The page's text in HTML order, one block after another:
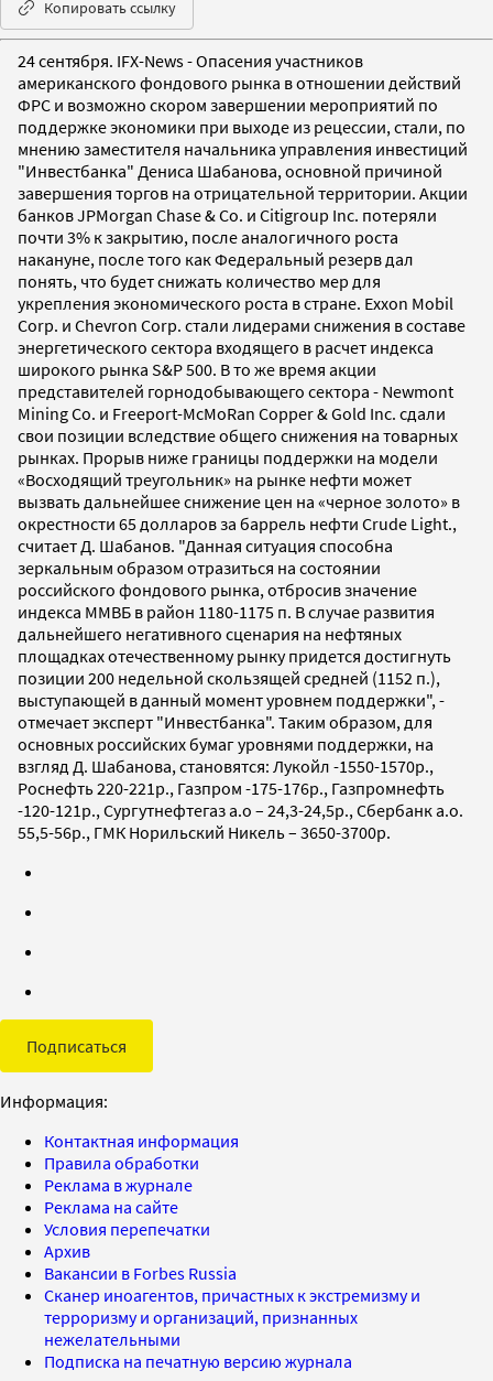
Копировать ссылку
24 сентября. IFX-News - Опасения участников
американского фондового рынка в отношении действий
ФРС и возможно скором завершении мероприятий по
поддержке экономики при выходе из рецессии, стали, по
мнению заместителя начальника управления инвестиций
"Инвестбанка" Дениса Шабанова, основной причиной
завершения торгов на отрицательной территории. Акции
банков JPMorgan Chase & Co. и Citigroup Inc. потеряли
почти 3% к закрытию, после аналогичного роста
накануне, после того как Федеральный резерв дал
понять, что будет снижать количество мер для
укрепления экономического роста в стране. Exxon Mobil
Corp. и Chevron Corp. стали лидерами снижения в составе
энергетического сектора входящего в расчет индекса
широкого рынка S&P 500. В то же время акции
представителей горнодобывающего сектора - Newmont
Mining Co. и Freeport-McMoRan Copper & Gold Inc. сдали
свои позиции вследствие общего снижения на товарных
рынках. Прорыв ниже границы поддержки на модели
«Восходящий треугольник» на рынке нефти может
вызвать дальнейшее снижение цен на «черное золото» в
окрестности 65 долларов за баррель нефти Crude Light.,
считает Д. Шабанов. "Данная ситуация способна
зеркальным образом отразиться на состоянии
российского фондового рынка, отбросив значение
индекса ММВБ в район 1180-1175 п. В случае развития
дальнейшего негативного сценария на нефтяных
площадках отечественному рынку придется достигнуть
позиции 200 недельной скользящей средней (1152 п.),
выступающей в данный момент уровнем поддержки", -
отмечает эксперт "Инвестбанка". Таким образом, для
основных российских бумаг уровнями поддержки, на
взгляд Д. Шабанова, становятся: Лукойл -1550-1570р.,
Роснефть 220-221р., Газпром -175-176р., Газпромнефть
-120-121р., Сургутнефтегаз а.о – 24,3-24,5р., Сбербанк а.о.
55,5-56р., ГМК Норильский Никель – 3650-3700р.
Подписаться
Информация:
Контактная информация
Правила обработки
Реклама в журнале
Реклама на сайте
Условия перепечатки
Архив
Вакансии в Forbes Russia
Сканер иноагентов, причастных к экстремизму и
терроризму и организаций, признанных
нежелательными
Подписка на печатную версию журнала